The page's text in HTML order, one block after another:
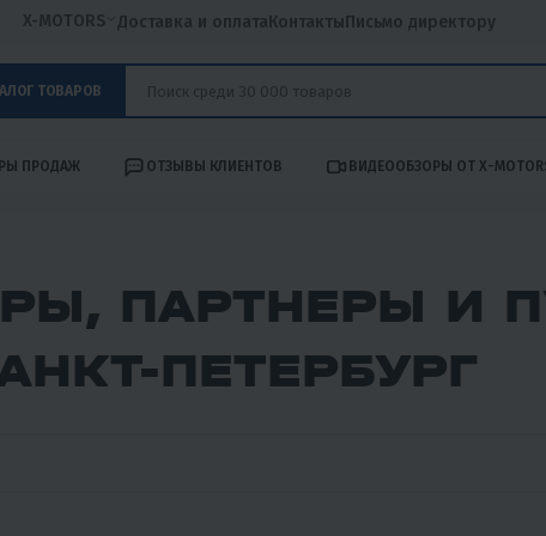
X-MOTORS Доставка и оплатаКонтактыПисьмо директору
ТОВАРОВ
ПРОДАЖ ОТЗЫВЫ КЛИЕНТОВ ВИДЕООБЗОРЫ ОТ X-
ПАРТНЕРЫ И
ПЕТЕРБУРГ